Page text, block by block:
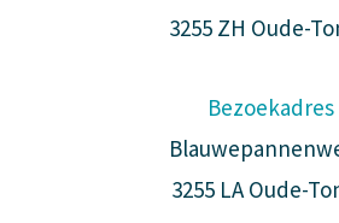
3255 ZH Oude-
Bezoekadres
3255 LA Oude-